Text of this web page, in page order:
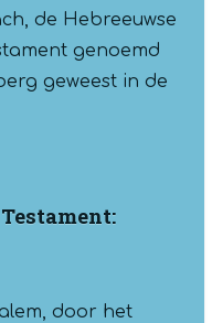
de Hebreeuwse
genoemd
geweest in de
door het